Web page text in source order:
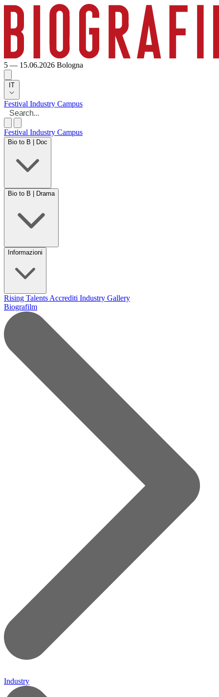
5 — 15.06.2026 Bologna
IT
Festival Industry Campus
Festival Industry Campus
Bio to B | Doc
Bio to B | Drama
Informazioni
Rising Talents Accrediti Industry Gallery
Biografilm
Industry